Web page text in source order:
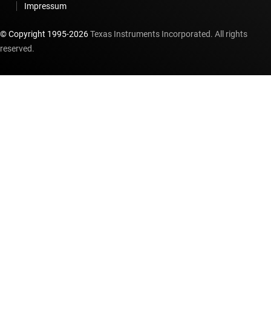
Impressum
© Copyright 1995-2026Texas Instruments Incorporated. All rights
reserved.